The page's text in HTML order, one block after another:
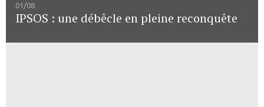
01/08
IPSOS : une débêcle en pleine reconquête